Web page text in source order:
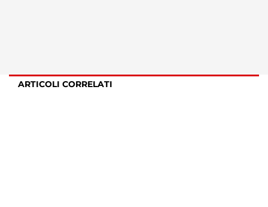
ARTICOLI CORRELATI